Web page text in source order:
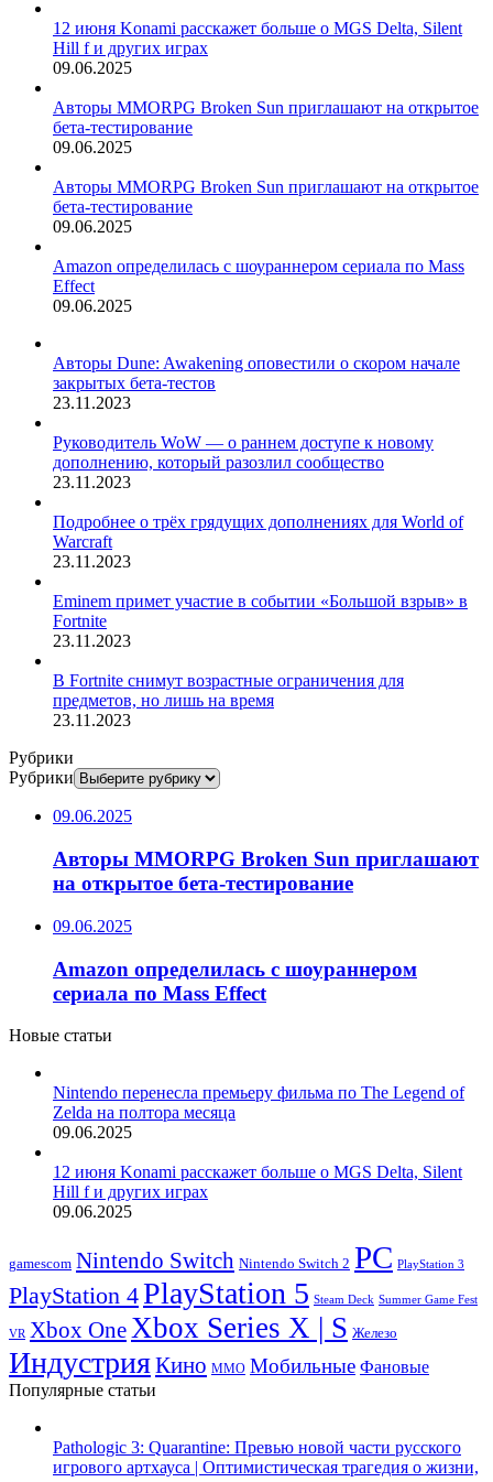
12 июня Konami расскажет больше о MGS Delta, Silent
Hill f и других играх
09.06.2025
Авторы MMORPG Broken Sun приглашают на открытое
бета-тестирование
09.06.2025
Авторы MMORPG Broken Sun приглашают на открытое
бета-тестирование
09.06.2025
Amazon определилась с шоураннером сериала по Mass
Effect
09.06.2025
Авторы Dune: Awakening оповестили о скором начале
закрытых бета-тестов
23.11.2023
Руководитель WoW — о раннем доступе к новому
дополнению, который разозлил сообщество
23.11.2023
Подробнее о трёх грядущих дополнениях для World of
Warcraft
23.11.2023
Eminem примет участие в событии «Большой взрыв» в
Fortnite
23.11.2023
В Fortnite снимут возрастные ограничения для
предметов, но лишь на время
23.11.2023
Рубрики
Рубрики
09.06.2025
Авторы MMORPG Broken Sun приглашают
на открытое бета-тестирование
09.06.2025
Amazon определилась с шоураннером
сериала по Mass Effect
Новые статьи
Nintendo перенесла премьеру фильма по The Legend of
Zelda на полтора месяца
09.06.2025
12 июня Konami расскажет больше о MGS Delta, Silent
Hill f и других играх
09.06.2025
gamescom Nintendo Switch Nintendo Switch 2 PC PlayStation 3
PlayStation 4PlayStation 5 Steam Deck Summer Game Fest
VR Xbox OneXbox Series X | S Железо
ИндустрияКино ММО Мобильные Фановые
Популярные статьи
Pathologic 3: Quarantine: Превью новой части русского
игрового артхауса | Оптимистическая трагедия о жизни,